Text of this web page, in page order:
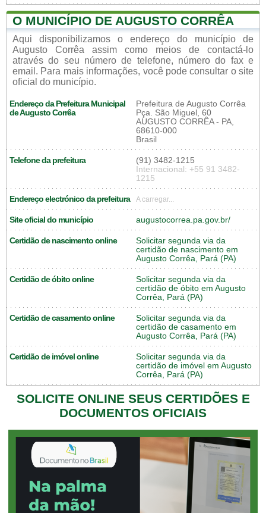
O MUNICÍPIO DE AUGUSTO CORRÊA
Aqui disponibilizamos o endereço do município de
Augusto Corrêa assim como meios de contactá-lo
através do seu número de telefone, número do fax e
email. Para mais informações, você pode consultar o site
oficial do município.
Endereço da Prefeitura Municipal
de Augusto Corrêa
Prefeitura de Augusto Corrêa
Pça. São Miguel, 60
AUGUSTO CORRÊA - PA,
68610-000
Brasil
Telefone da prefeitura
(91) 3482-1215
Internacional: +55 91 3482-
1215
Endereço electrónico da prefeitura A carregar...
Site oficial do município augustocorrea.pa.gov.br/
Certidão de nascimento online
Solicitar segunda via da
certidão de nascimento em
Augusto Corrêa, Pará (PA)
Certidão de óbito online
Solicitar segunda via da
certidão de óbito em Augusto
Corrêa, Pará (PA)
Certidão de casamento online
Solicitar segunda via da
certidão de casamento em
Augusto Corrêa, Pará (PA)
Certidão de imóvel online
Solicitar segunda via da
certidão de imóvel em Augusto
Corrêa, Pará (PA)
SOLICITE ONLINE SEUS CERTIDÕES E
DOCUMENTOS OFICIAIS